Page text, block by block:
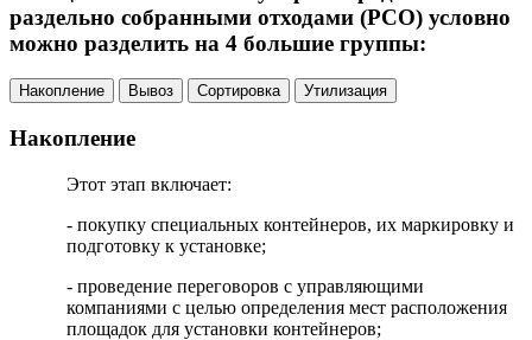
раздельно собранными отходами (РСО) условно
можно разделить на 4 большие группы:
Накопление Вывоз Сортировка Утилизация
Накопление
Этот этап включает:
- покупку специальных контейнеров, их маркировку и
подготовку к установке;
- проведение переговоров с управляющими
компаниями с целью определения мест расположения
площадок для установки контейнеров;